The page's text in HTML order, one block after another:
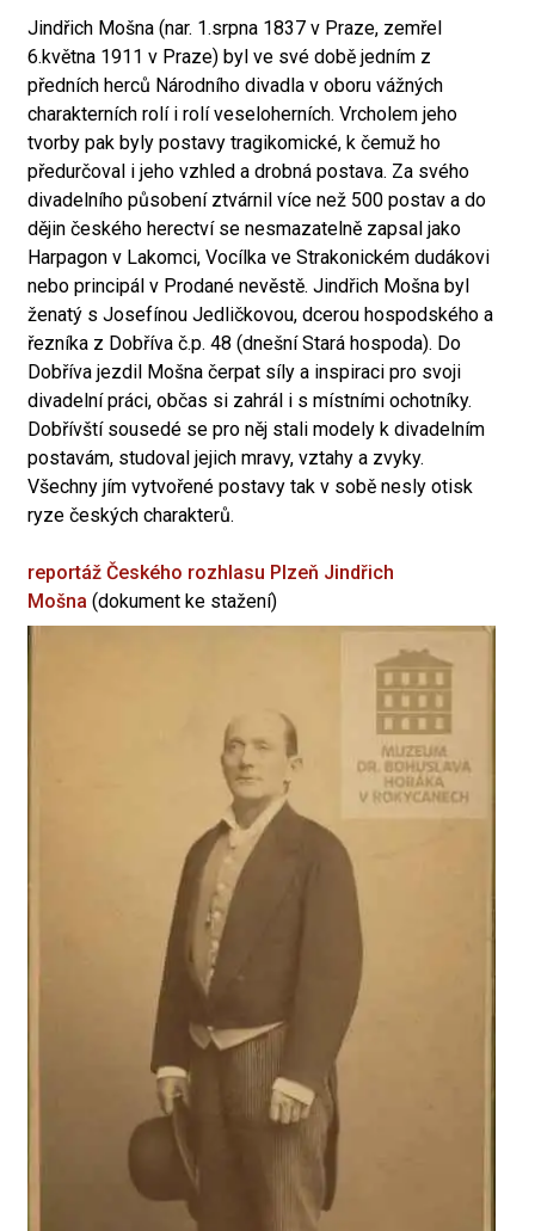
Jindřich Mošna (nar. 1.srpna 1837 v Praze, zemřel
6.května 1911 v Praze) byl ve své době jedním z
předních herců Národního divadla v oboru vážných
charakterních rolí i rolí veseloherních. Vrcholem jeho
tvorby pak byly postavy tragikomické, k čemuž ho
předurčoval i jeho vzhled a drobná postava. Za svého
divadelního působení ztvárnil více než 500 postav a do
dějin českého herectví se nesmazatelně zapsal jako
Harpagon v Lakomci, Vocílka ve Strakonickém dudákovi
nebo principál v Prodané nevěstě. Jindřich Mošna byl
ženatý s Josefínou Jedličkovou, dcerou hospodského a
řezníka z Dobříva č.p. 48 (dnešní Stará hospoda). Do
Dobříva jezdil Mošna čerpat síly a inspiraci pro svoji
divadelní práci, občas si zahrál i s místními ochotníky.
Dobřívští sousedé se pro něj stali modely k divadelním
postavám, studoval jejich mravy, vztahy a zvyky.
Všechny jím vytvořené postavy tak v sobě nesly otisk
ryze českých charakterů.
reportáž Českého rozhlasu Plzeň Jindřich
Mošna (dokument ke stažení)